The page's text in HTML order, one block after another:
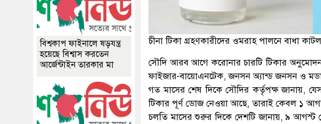
চীনা টিকা গ্রহণকারীদের ওমরাহ পালনে বাধা কাটল
সৌদি আরব আগে করোনার চারটি টিকার অনুমোদন
ফাইজার-বায়োএনটেক, জনসন অ্যান্ড জনসন ও
গত মাসের শেষ দিকে সৌদির কর্তৃপক্ষ জানায়,
টিকার পূর্ণ ডোজ নেওয়া আছে, তারাই কেবল ১
চলতি মাসের শুরুর দিকে দেশটি জানায়, ৯ আগস্ট
বিশ্বকাপ ফাইনালে ষড়যন্ত্র
হয়েছে বিশ্বাস করতেন
আর্জেন্টাইন তারকার মা